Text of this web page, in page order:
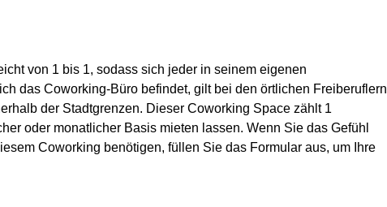
von 1 bis 1, sodass sich jeder in seinem eigenen
das Coworking-Büro befindet, gilt bei den örtlichen Freiberuflern
der Stadtgrenzen. Dieser Coworking Space zählt 1
oder monatlicher Basis mieten lassen. Wenn Sie das Gefühl
Coworking benötigen, füllen Sie das Formular aus, um Ihre